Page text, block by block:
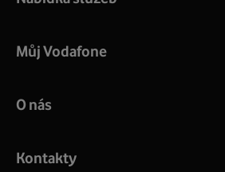
COMPAL CH7465VF
silný signál pro celou domácnost.
Můj Vodafone
O nás
Kontakty